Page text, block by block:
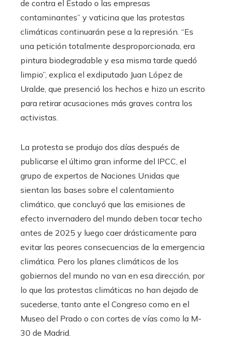
de contra el Estado o las empresas
contaminantes” y vaticina que las protestas
climáticas continuarán pese a la represión. “Es
una petición totalmente desproporcionada, era
pintura biodegradable y esa misma tarde quedó
limpio”, explica el exdiputado Juan López de
Uralde, que presenció los hechos e hizo un escrito
para retirar acusaciones más graves contra los
activistas.
La protesta se produjo dos días después de
publicarse el último gran informe del IPCC, el
grupo de expertos de Naciones Unidas que
sientan las bases sobre el calentamiento
climático, que concluyó que las emisiones de
efecto invernadero del mundo deben tocar techo
antes de 2025 y luego caer drásticamente para
evitar las peores consecuencias de la emergencia
climática. Pero los planes climáticos de los
gobiernos del mundo no van en esa dirección, por
lo que las protestas climáticas no han dejado de
sucederse, tanto ante el Congreso como en el
Museo del Prado o con cortes de vías como la M-
30 de Madrid.